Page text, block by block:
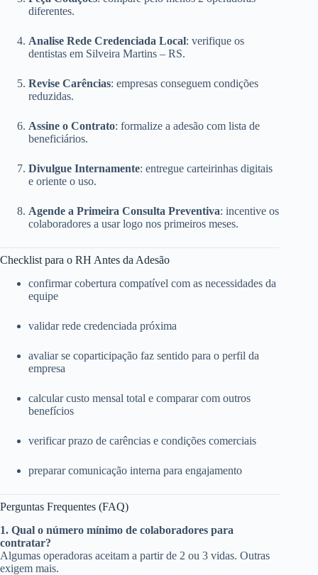
diferentes.
Analise Rede Credenciada Local: verifique os
dentistas em Silveira Martins – RS.
Revise Carências: empresas conseguem condições
reduzidas.
Assine o Contrato: formalize a adesão com lista de
beneficiários.
Divulgue Internamente: entregue carteirinhas digitais
e oriente o uso.
Agende a Primeira Consulta Preventiva: incentive os
colaboradores a usar logo nos primeiros meses.
Checklist para o RH Antes da Adesão
confirmar cobertura compatível com as necessidades da
equipe
validar rede credenciada próxima
avaliar se coparticipação faz sentido para o perfil da
empresa
calcular custo mensal total e comparar com outros
benefícios
verificar prazo de carências e condições comerciais
preparar comunicação interna para engajamento
Perguntas Frequentes (FAQ)
1. Qual o número mínimo de colaboradores para
contratar?
Algumas operadoras aceitam a partir de 2 ou 3 vidas. Outras
exigem mais.